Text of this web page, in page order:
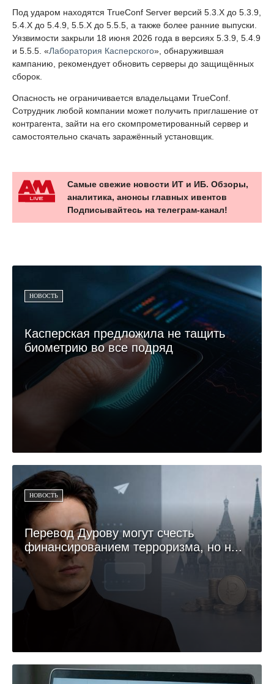
Под ударом находятся TrueConf Server версий 5.3.X до 5.3.9,
5.4.X до 5.4.9, 5.5.X до 5.5.5, а также более ранние выпуски.
Уязвимости закрыли 18 июня 2026 года в версиях 5.3.9, 5.4.9
и 5.5.5. «Лаборатория Касперского», обнаружившая
кампанию, рекомендует обновить серверы до защищённых
сборок.
Опасность не ограничивается владельцами TrueConf.
Сотрудник любой компании может получить приглашение от
контрагента, зайти на его скомпрометированный сервер и
самостоятельно скачать заражённый установщик.
Самые свежие новости ИТ и ИБ. Обзоры,
аналитика, анонсы главных ивентов
Подписывайтесь на телеграм-канал!
НОВОСТЬ
Касперская предложила не тащить
биометрию во все подряд
НОВОСТЬ
Перевод Дурову могут счесть
финансированием терроризма, но н...